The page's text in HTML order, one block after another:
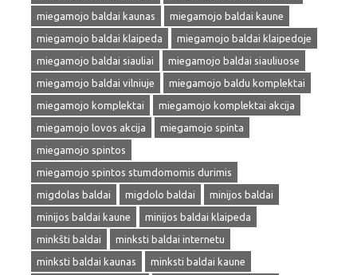
miegamojo baldai kaunas
miegamojo baldai kaune
miegamojo baldai klaipeda
miegamojo baldai klaipedoje
miegamojo baldai siauliai
miegamojo baldai siauliuose
miegamojo baldai vilniuje
miegamojo baldu komplektai
miegamojo komplektai
miegamojo komplektai akcija
miegamojo lovos akcija
miegamojo spinta
miegamojo spintos
miegamojo spintos stumdomomis durimis
migdolas baldai
migdolo baldai
minijos baldai
minijos baldai kaune
minijos baldai klaipeda
minkšti baldai
minksti baldai internetu
minksti baldai kaunas
minksti baldai kaune